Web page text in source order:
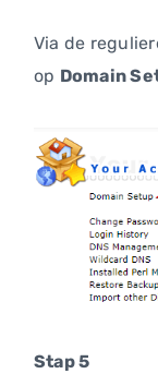
Via de
op Domain
Stap 5